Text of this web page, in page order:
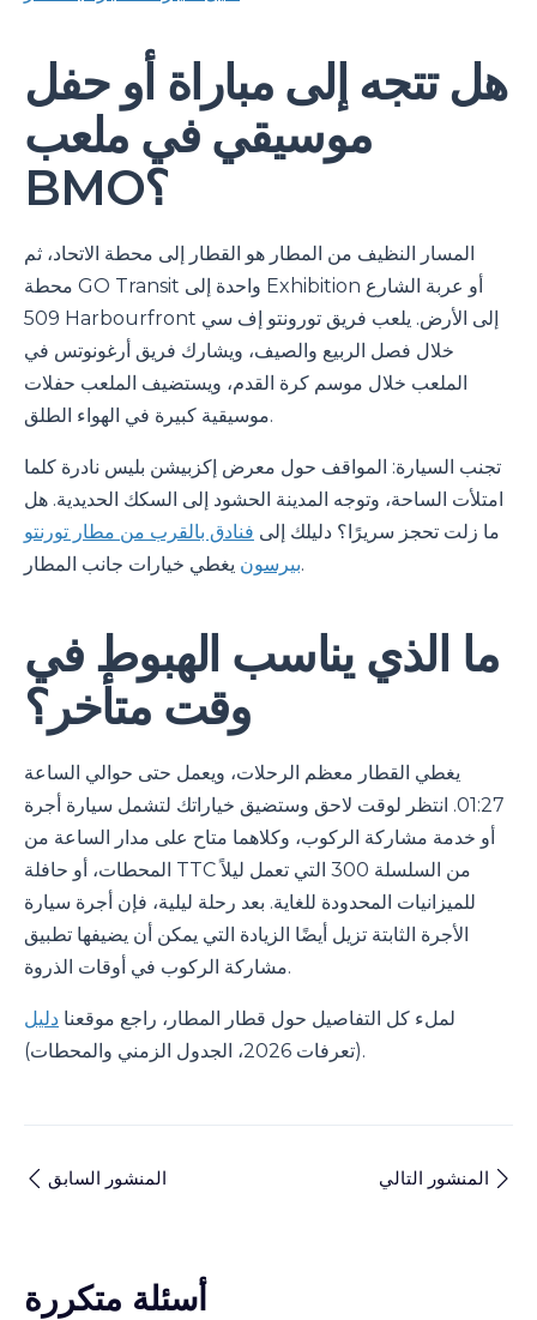
هل تتجه إلى مباراة أو حفل
موسيقي في ملعب
BMO؟
المسار النظيف من المطار هو القطار إلى محطة الاتحاد، ثم
محطة GO Transit واحدة إلى Exhibition أو عربة الشارع
509 Harbourfront إلى الأرض. يلعب فريق تورونتو إف سي
خلال فصل الربيع والصيف، ويشارك فريق أرغونوتس في
الملعب خلال موسم كرة القدم، ويستضيف الملعب حفلات
موسيقية كبيرة في الهواء الطلق.
تجنب السيارة: المواقف حول معرض إكزبيشن بليس نادرة كلما
امتلأت الساحة، وتوجه المدينة الحشود إلى السكك الحديدية. هل
ما زلت تحجز سريرًا؟ دليلك إلى فنادق بالقرب من مطار تورنتو
بيرسونيغطي خيارات جانب المطار.
ما الذي يناسب الهبوط في
وقت متأخر؟
يغطي القطار معظم الرحلات، ويعمل حتى حوالي الساعة
01:27. انتظر لوقت لاحق وستضيق خياراتك لتشمل سيارة أجرة
أو خدمة مشاركة الركوب، وكلاهما متاح على مدار الساعة من
المحطات، أو حافلة TTC من السلسلة 300 التي تعمل ليلاً
للميزانيات المحدودة للغاية. بعد رحلة ليلية، فإن أجرة سيارة
الأجرة الثابتة تزيل أيضًا الزيادة التي يمكن أن يضيفها تطبيق
مشاركة الركوب في أوقات الذروة.
لملء كل التفاصيل حول قطار المطار، راجع موقعنا دليل
(تعرفات 2026، الجدول الزمني والمحطات).
المنشور السابق المنشور التالي
أسئلة متكررة